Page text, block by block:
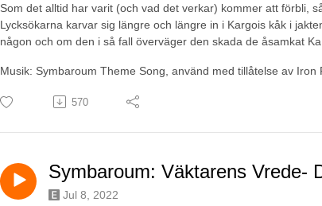
Som det alltid har varit (och vad det verkar) kommer att förbli,
Lycksökarna karvar sig längre och längre in i Kargois kåk i
någon och om den i så fall överväger den skada de åsamkat
Musik: Symbaroum Theme Song, använd med tillåtelse av Iron
570
Symbaroum: Väktarens Vrede-
Jul 8, 2022